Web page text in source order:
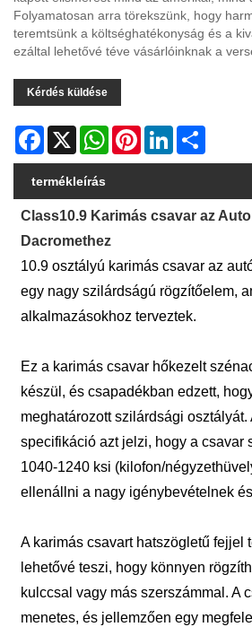
Folyamatosan arra törekszünk, hogy
teremtsünk a költséghatékonyság és a
ezáltal lehetővé téve vásárlóinknak a
Kérdés küldése
Facebook
X WhatsAppPinterestLinkedIn
termékleírás
Class10.9 Karimás csavar az
Dacromethez
10.9 osztályú karimás csavar az
egy nagy szilárdságú rögzítőelem,
alkalmazásokhoz terveztek.
Ez a karimás csavar hőkezelt
készül, és csapadékban edzett,
meghatározott szilárdsági osztályát.
specifikáció azt jelzi, hogy a csavar
1040-1240 ksi (kilofon/
ellenállni a nagy igénybevételnek
A karimás csavart hatszögletű fejjel
lehetővé teszi, hogy könnyen
kulccsal vagy más szerszámmal. A
menetes, és jellemzően egy